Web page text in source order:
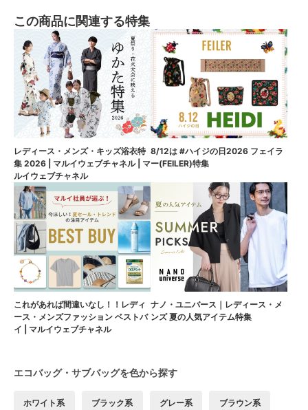
この商品に関連する特集
レディース・メンズ・キッズ浴衣特
集 2026 | マルイウェブチャネル | マ
ルイウェブチャネル
8/12は #ハイジの日2026 フェイラ
ー(FEILER)特集
これがあれば間違いなし！！レディ
ース・メンズファッション ベストバ
イ | マルイウェブチャネル
ナノ・ユニバース｜レディース・メ
ンズ 夏の人気アイテム特集
エコバッグ・サブバッグを色から探す
ホワイト系 ブラック系 グレー系 ブラウン系